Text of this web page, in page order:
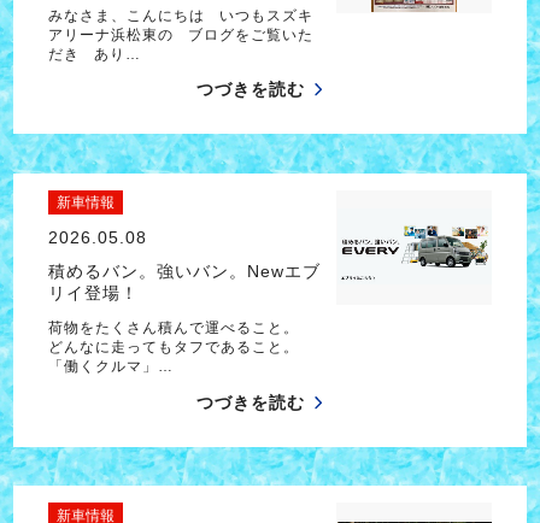
みなさま、こんにちは いつもスズキ
アリーナ浜松東の ブログをご覧いた
だき あり…
つづきを読む
新車情報
2026.05.08
積めるバン。強いバン。Newエブ
リイ登場！
荷物をたくさん積んで運べること。
どんなに走ってもタフであること。
「働くクルマ」…
つづきを読む
新車情報